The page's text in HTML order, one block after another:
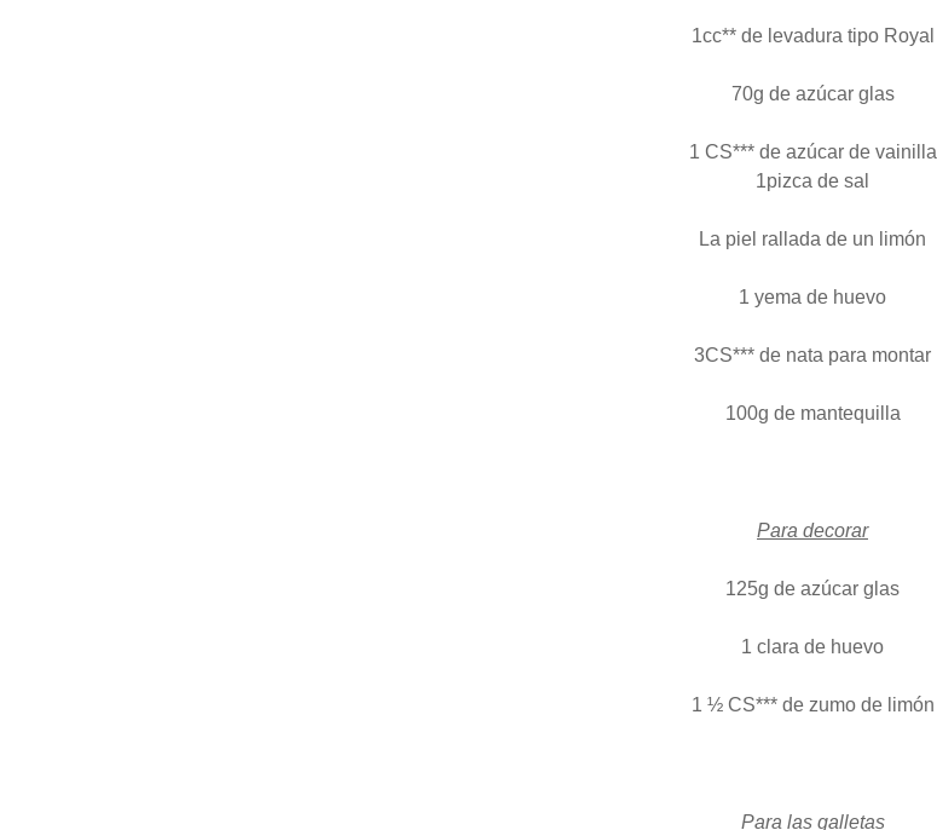
1cc** de levadura tipo Royal
70g de azúcar glas
1 CS*** de azúcar de vainilla
1pizca de sal
La piel rallada de un limón
1 yema de huevo
3CS*** de nata para montar
100g de mantequilla
Para decorar
125g de azúcar glas
1 clara de huevo
1 ½ CS*** de zumo de limón
Para las galletas